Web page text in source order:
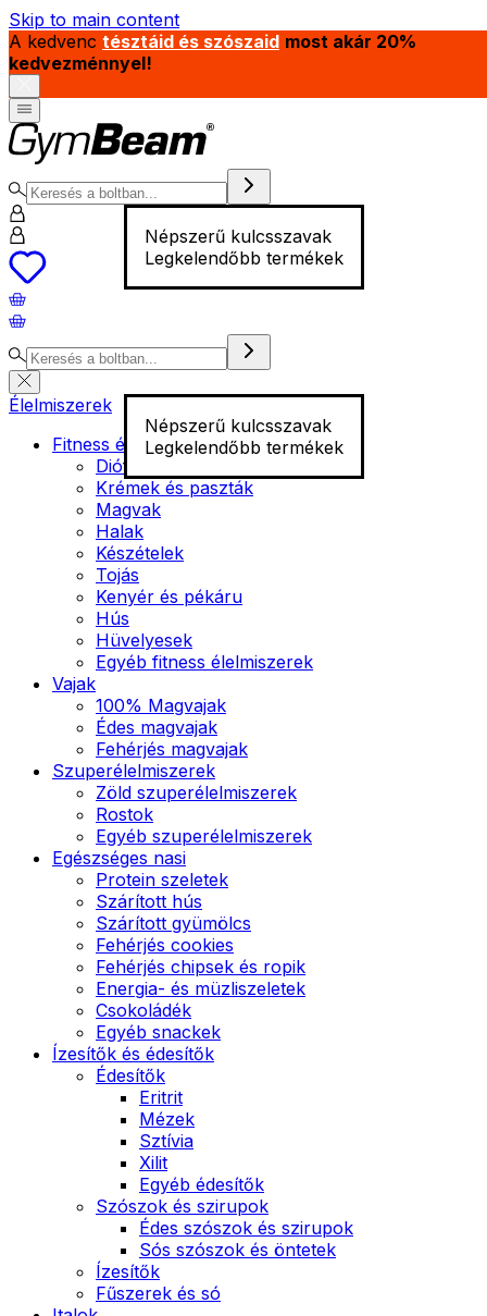
Skip to main content
A kedvenc tésztáid és szószaid most akár 20%
kedvezménnyel!
Népszerű kulcsszavak
Legkelendőbb termékek
Népszerű kulcsszavak
Legkelendőbb termékek
Élelmiszerek
Fitness élelmiszer
Diófélék
Krémek és paszták
Magvak
Halak
Készételek
Tojás
Kenyér és pékáru
Hús
Hüvelyesek
Egyéb fitness élelmiszerek
Vajak
100% Magvajak
Édes magvajak
Fehérjés magvajak
Szuperélelmiszerek
Zöld szuperélelmiszerek
Rostok
Egyéb szuperélelmiszerek
Egészséges nasi
Protein szeletek
Szárított hús
Szárított gyümölcs
Fehérjés cookies
Fehérjés chipsek és ropik
Energia- és müzliszeletek
Csokoládék
Egyéb snackek
Ízesítők és édesítők
Édesítők
Eritrit
Mézek
Sztívia
Xilit
Egyéb édesítők
Szószok és szirupok
Édes szószok és szirupok
Sós szószok és öntetek
Ízesítők
Fűszerek és só